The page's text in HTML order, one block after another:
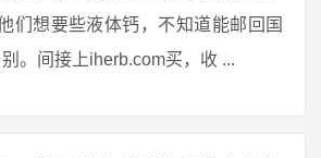
们想要些液体钙，不知道能邮回国
。间接上iherb.com买，收 ...